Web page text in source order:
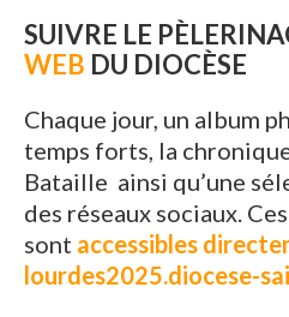
SUIVRE LE
WEB DU DIOCÈSE
Chaque jour, un album
temps forts, la
Bataille ainsi qu’une
des réseaux sociaux.
sont accessibles
lourdes2025.diocese-